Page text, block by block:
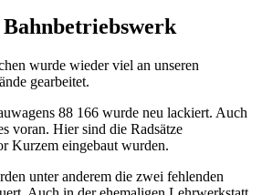
Bahnbetriebswerk
wurde wieder viel an unseren
gearbeitet.
88 166 wurde neu lackiert. Auch
voran. Hier sind die Radsätze
Kurzem eingebaut wurden.
unter anderem die zwei fehlenden